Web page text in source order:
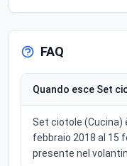
FAQ
Quando esce Set
Set ciotole (Cucina)
febbraio 2018 al 15
presente nel